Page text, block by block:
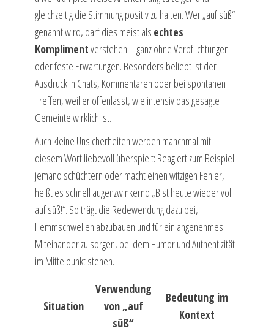
gleichzeitig die Stimmung positiv zu halten. Wer „auf süß“
genannt wird, darf dies meist als echtes
Komplimentverstehen – ganz ohne Verpflichtungen
oder feste Erwartungen. Besonders beliebt ist der
Ausdruck in Chats, Kommentaren oder bei spontanen
Treffen, weil er offenlässt, wie intensiv das gesagte
Gemeinte wirklich ist.
Auch kleine Unsicherheiten werden manchmal mit
diesem Wort liebevoll überspielt: Reagiert zum Beispiel
jemand schüchtern oder macht einen witzigen Fehler,
heißt es schnell augenzwinkernd „Bist heute wieder voll
auf süß!“. So trägt die Redewendung dazu bei,
Hemmschwellen abzubauen und für ein angenehmes
Miteinander zu sorgen, bei dem Humor und Authentizität
im Mittelpunkt stehen.
Situation
Verwendung
von „auf
süß“
Bedeutung im
Kontext